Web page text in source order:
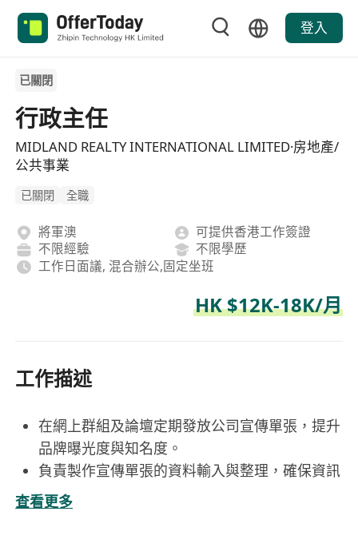
登入
已關閉
行政主任
MIDLAND REALTY INTERNATIONAL LIMITED·房地產/
公共事業
已關閉 全職
將軍澳
可提供香港工作簽證
不限經驗
不限學歷
工作日面議, 混合辦公,固定坐班
HK $12K-18K/月
工作描述
在網上群組及論壇定期發放公司宣傳單張，提升
品牌曝光度與知名度。
負責製作宣傳單張的資料輸入與整理，確保資訊
準確無誤。
協助行政文件歸檔、資料管理及其他日常行政支
查看更多